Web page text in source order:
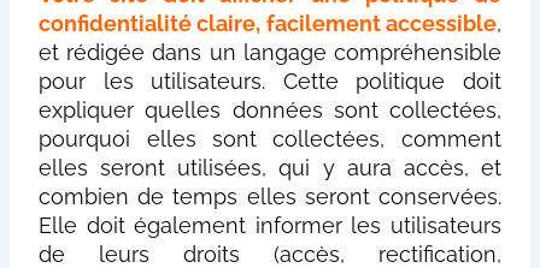
confidentialité claire, facilement accessible,
et rédigée dans un langage compréhensible
pour les utilisateurs. Cette politique doit
expliquer quelles données sont collectées,
pourquoi elles sont collectées, comment
elles seront utilisées, qui y aura accès, et
combien de temps elles seront conservées.
Elle doit également informer les utilisateurs
de leurs droits (accès, rectification,